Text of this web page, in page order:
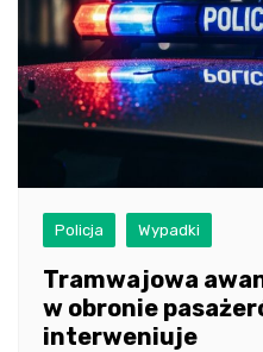
Policja Wypadki
Tramwajowa
w obronie
interweniuje